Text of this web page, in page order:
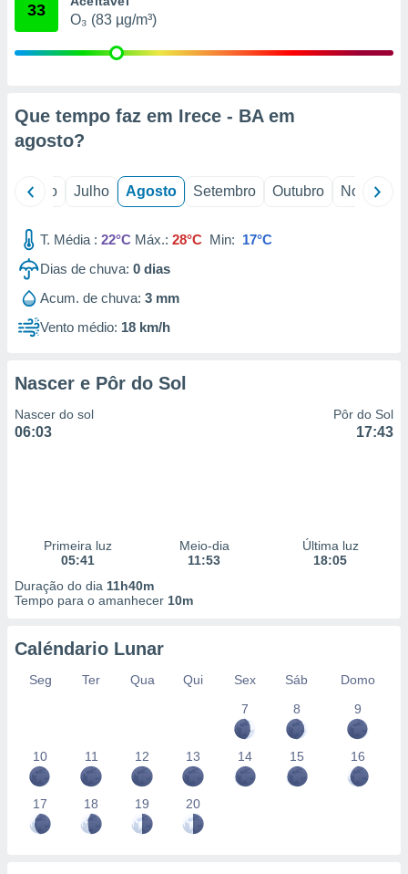
de
1199
33
O₃ (83 µg/m³)
Que tempo faz em Irece - BA em
agosto?
Junho Julho Agosto Setembro Outubro Novembro
T. Média : 22°C Máx.: 28°C Min: 17°C
Dias de chuva: 0 dias
Acum. de chuva: 3 mm
Vento médio: 18 km/h
Nascer e Pôr do Sol
Nascer do sol
06:03
Pôr do Sol
17:43
Primeira luz
05:41
Meio-dia
11:53
Última luz
18:05
Duração do dia 11h40m
Tempo para o amanhecer 10m
Caléndario Lunar
Seg Ter Qua Qui Sex Sáb
Domo
7
8 9
10 11 12 13 14 15 16
17 18 19 20